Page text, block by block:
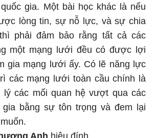
gia. Một bài học khác là nếu
lòng tin, sự nỗ lực, và sự chia
phải đảm bảo rằng tất cả các
một mạng lưới đều có được lợi
gia mạng lưới ấy. Có lẽ năng lực
các mạng lưới toàn cầu chính là
lý các mối quan hệ vượt qua các
bằng sự tôn trọng và đem lại
Anh hiệu đính